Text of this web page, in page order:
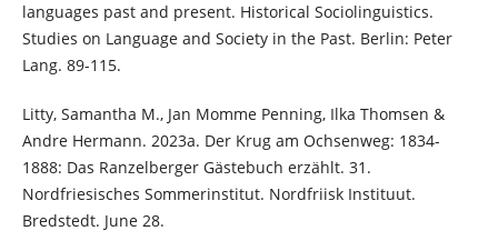
languages past and present. Historical Sociolinguistics.
Studies on Language and Society in the Past. Berlin: Peter
Lang. 89-115.
Litty, Samantha M., Jan Momme Penning, Ilka Thomsen &
Andre Hermann. 2023a. Der Krug am Ochsenweg: 1834-
1888: Das Ranzelberger Gästebuch erzählt. 31.
Nordfriesisches Sommerinstitut. Nordfriisk Instituut.
Bredstedt. June 28.